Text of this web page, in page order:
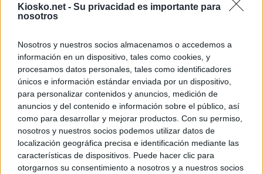
Kiosko.net - Su privacidad es importante para
nosotros
Nosotros y nuestros socios almacenamos o accedemos a
información en un dispositivo, tales como cookies, y
procesamos datos personales, tales como identificadores
únicos e información estándar enviada por un dispositivo,
para personalizar contenidos y anuncios, medición de
anuncios y del contenido e información sobre el público, así
como para desarrollar y mejorar productos. Con su permiso,
nosotros y nuestros socios podemos utilizar datos de
localización geográfica precisa e identificación mediante las
características de dispositivos. Puede hacer clic para
otorgarnos su consentimiento a nosotros y a nuestros socios